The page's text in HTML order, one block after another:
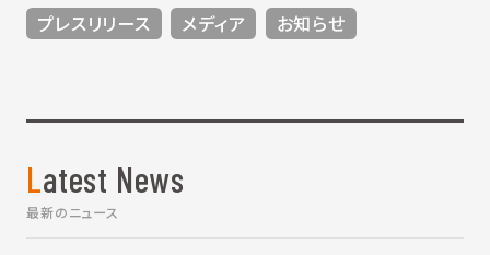
プレスリリース メディア お知らせ
Latest News
最新のニュース